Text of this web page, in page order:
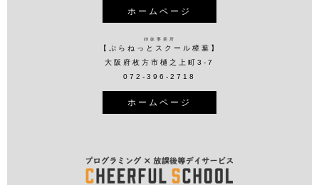
ホームページ
姉妹事業所
【ぷらねっとスクール樟葉】
大阪府枚方市樋之上町3-7
072-396-2718
ホームページ